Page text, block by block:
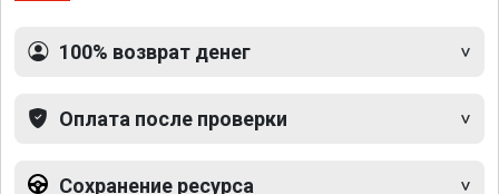
100% возврат денег
Оплата после проверки
Сохранение ресурса